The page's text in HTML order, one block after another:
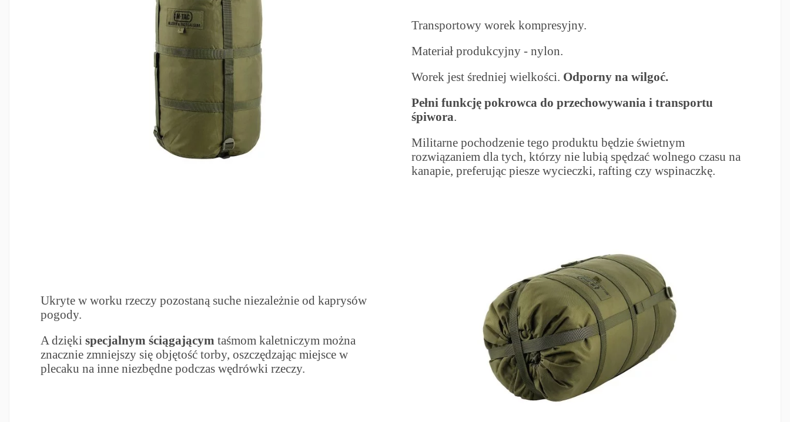
Transportowy worek kompresyjny.
Materiał produkcyjny - nylon.
Worek jest średniej wielkości. Odporny na wilgoć.
Pełni funkcję pokrowca do przechowywania i transportu
śpiwora.
Militarne pochodzenie tego produktu będzie świetnym
rozwiązaniem dla tych, którzy nie lubią spędzać wolnego czasu na
kanapie, preferując piesze wycieczki, rafting czy wspinaczkę.
Ukryte w worku rzeczy pozostaną suche niezależnie od kaprysów
pogody.
A dziękispecjalnym ściągającym taśmom kaletniczym można
znacznie zmniejszy się objętość torby, oszczędzając miejsce w
plecaku na inne niezbędne podczas wędrówki rzeczy.